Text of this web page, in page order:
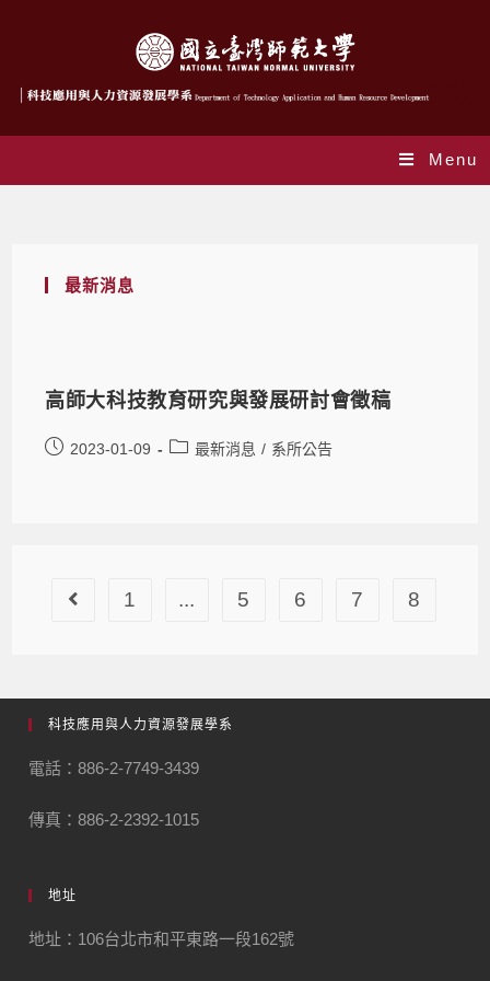
Menu
最新消息
高師大科技教育研究與發展研討會徵稿
2023-01-09 最新消息 / 系所公告
1 ... 5 6 7 8
科技應用與人力資源發展學系
電話：886-2-7749-3439
傳真：886-2-2392-1015
地址
地址：106台北市和平東路一段162號